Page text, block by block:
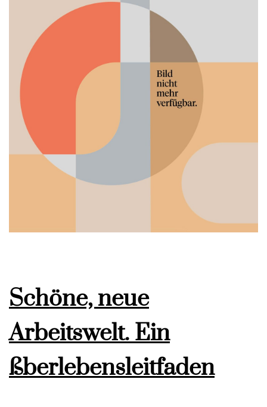
Schöne, neue
Arbeitswelt. Ein
ßberlebensleitfaden